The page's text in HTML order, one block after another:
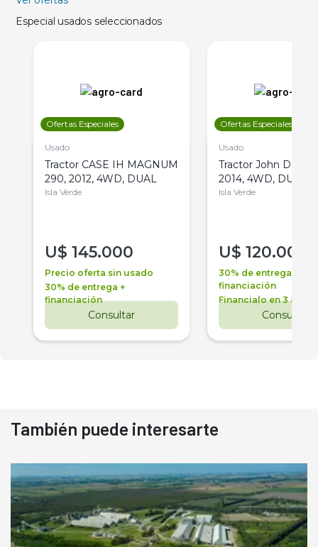
Especial usados seleccionados
Ofertas Especiales
Usado
Tractor CASE IH MAGNUM
290, 2012, 4WD, DUAL
Isla Verde
U$ 145.000
Precio oferta sin usado
30% de entrega +
financiación
Consultar
Ofertas Especiales
Usado
Tractor John Deere
2014, 4WD, DUAL
Isla Verde
U$ 120.000
30% de entrega +
financiación
Financialo en 3 años
Consultar
También puede interesarte